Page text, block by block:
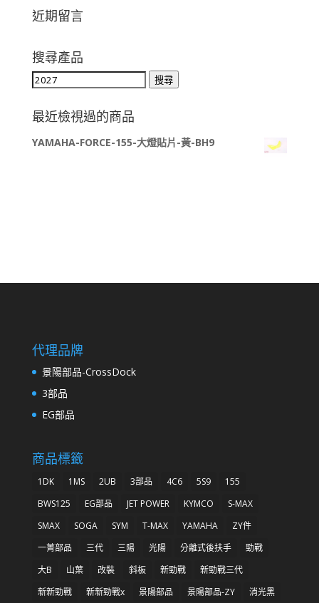
近期留言
搜尋產品
搜
關
字:
搜尋
最近檢視過的商品
YAMAHA-FORCE-155-大燈貼片-黃-BH9
代理品牌
景陽部品-CrossDock
3部品
EG部品
商品標籤
1DK 1MS 2UB 3部品 4C6 5S9
155
BWS125
EG部品 JET POWER KYMCO
S-MAX
SMAX
SOGA SYM T-MAX YAMAHA
ZY件
一菁部品
三代 三陽 光陽 分離式後扶手
勁戰
大B
山葉 改裝 斜板 新勁戰
新勁戰三代
新新勁戰
新新勁戰x 景陽部品 景陽部品-ZY
消光黑